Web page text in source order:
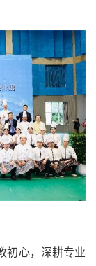
初心，深耕专业